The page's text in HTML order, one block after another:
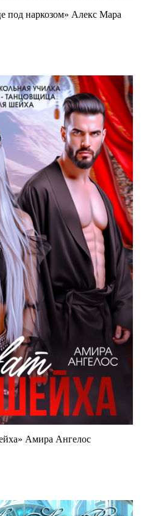
под наркозом» Алекс Мара
Амира Ангелос